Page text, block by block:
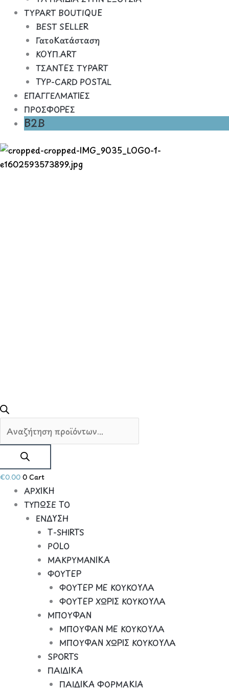
TYPART BOUTIQUE
BEST SELLER
ΓατοΚατάσταση
ΚΟΥΠ.ART
ΤΣΑΝΤΕΣ TYPART
TYP-CARD POSTAL
ΕΠΑΓΓΕΛΜΑΤΙΕΣ
ΠΡΟΣΦΟΡΕΣ
B2B
€0.00 0 Cart
ΑΡΧΙΚΗ
ΤΥΠΩΣΕ ΤΟ
ΕΝΔΥΣΗ
Τ-SHIRTS
POLO
ΜΑΚΡΥΜΑΝΙΚΑ
ΦΟΥΤΕΡ
ΦΟΥΤΕΡ ΜΕ ΚΟΥΚΟΥΛΑ
ΦΟΥΤΕΡ ΧΩΡΙΣ ΚΟΥΚΟΥΛΑ
ΜΠΟΥΦΑΝ
ΜΠΟΥΦΑΝ ΜΕ ΚΟΥΚΟΥΛΑ
ΜΠΟΥΦΑΝ ΧΩΡΙΣ ΚΟΥΚΟΥΛΑ
SPORTS
ΠΑΙΔΙΚΑ
ΠΑΙΔΙΚΑ ΦΟΡΜΑΚΙΑ